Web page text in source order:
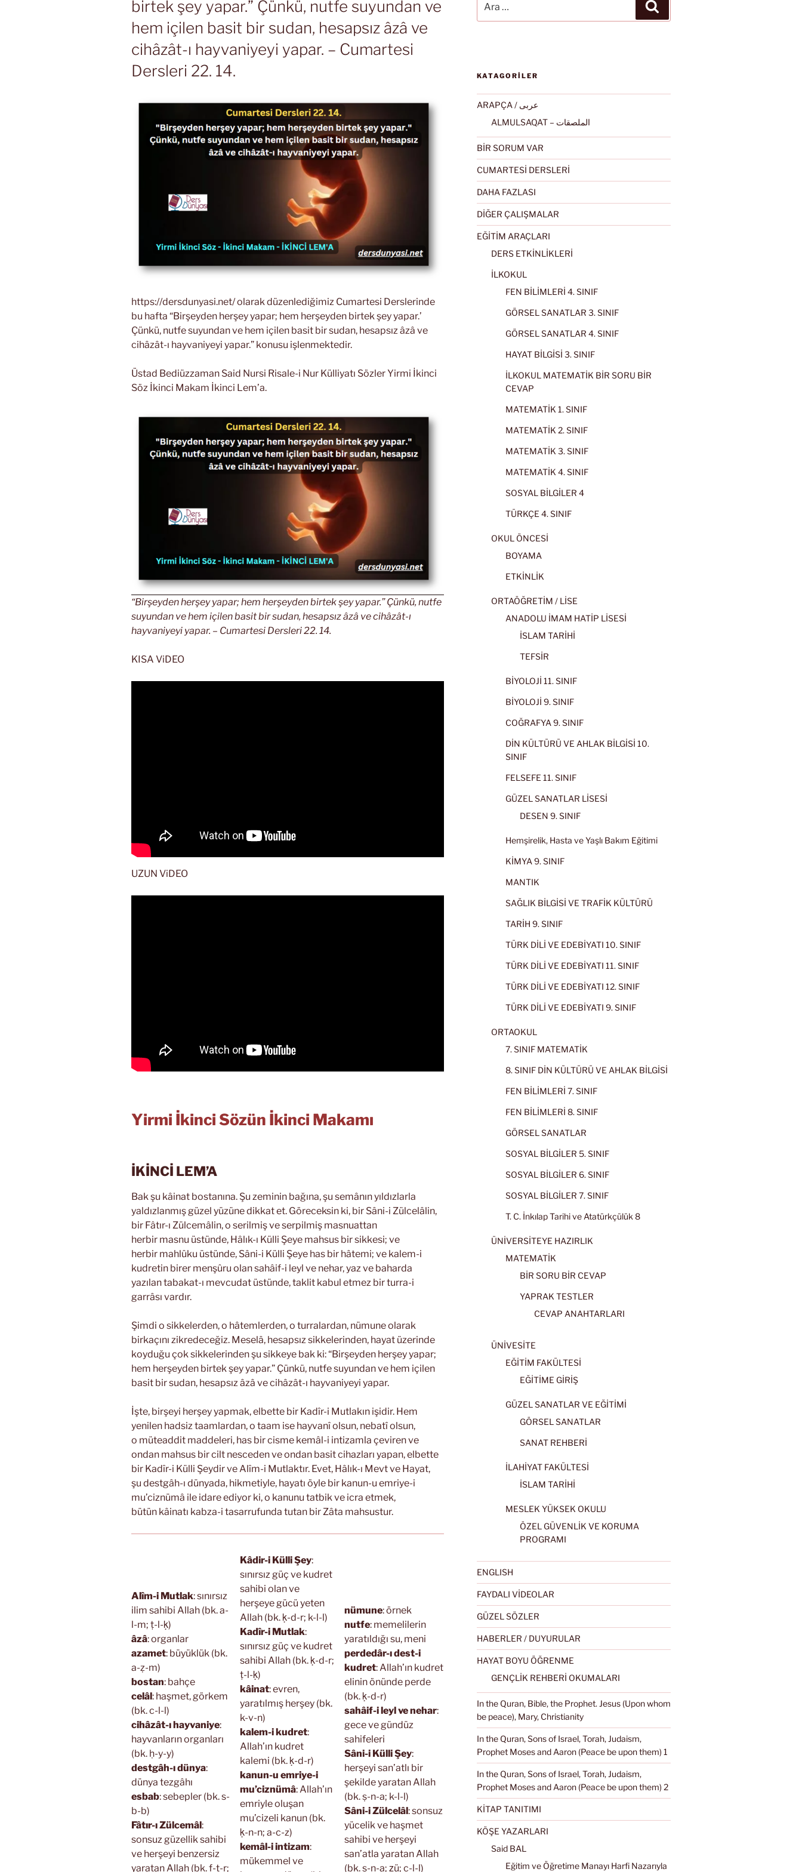
birtek şey yapar.” Çünkü, nutfe suyundan ve
hem içilen basit bir sudan, hesapsız âzâ ve
cihâzât-ı hayvaniyeyi yapar. – Cumartesi
Dersleri 22. 14.
https://dersdunyasi.net/ olarak düzenlediğimiz Cumartesi Derslerinde
bu hafta “Birşeyden herşey yapar; hem herşeyden birtek şey yapar.’
Çünkü, nutfe suyundan ve hem içilen basit bir sudan, hesapsız âzâ ve
cihâzât-ı hayvaniyeyi yapar.” konusu işlenmektedir.
Üstad Bediüzzaman Said Nursi Risale-i Nur Külliyatı Sözler Yirmi İkinci
Söz İkinci Makam İkinci Lem’a.
“Birşeyden herşey yapar; hem herşeyden birtek şey yapar.” Çünkü, nutfe
suyundan ve hem içilen basit bir sudan, hesapsız âzâ ve cihâzât-ı
hayvaniyeyi yapar. – Cumartesi Dersleri 22. 14.
KISA ViDEO
UZUN ViDEO
Yirmi İkinci Sözün İkinci Makamı
İKİNCİ LEM’A
Bak şu kâinat bostanına. Şu zeminin bağına, şu semânın yıldızlarla
yaldızlanmış güzel yüzüne dikkat et. Göreceksin ki, bir Sâni-i Zülcelâlin,
bir Fâtır-ı Zülcemâlin, o serilmiş ve serpilmiş masnuattan
herbir masnu üstünde, Hâlık-ı Külli Şeye mahsus bir sikkesi; ve
herbir mahlûku üstünde, Sâni-i Külli Şeye has bir hâtemi; ve kalem-i
kudretin birer menşûru olan sahâif-i leyl ve nehar, yaz ve baharda
yazılan tabakat-ı mevcudat üstünde, taklit kabul etmez bir turra-i
garrâsı vardır.
Şimdi o sikkelerden, o hâtemlerden, o turralardan, nümune olarak
birkaçını zikredeceğiz. Meselâ, hesapsız sikkelerinden, hayat üzerinde
koyduğu çok sikkelerinden şu sikkeye bak ki: “Birşeyden herşey yapar;
hem herşeyden birtek şey yapar.” Çünkü, nutfe suyundan ve hem içilen
basit bir sudan, hesapsız âzâ ve cihâzât-ı hayvaniyeyi yapar.
İşte, birşeyi herşey yapmak, elbette bir Kadîr-i Mutlakın işidir. Hem
yenilen hadsiz taamlardan, o taam ise hayvanî olsun, nebatî olsun,
o müteaddit maddeleri, has bir cisme kemâl-i intizamla çeviren ve
ondan mahsus bir cilt nesceden ve ondan basit cihazları yapan, elbette
bir Kadîr-i Külli Şeydir ve Alîm-i Mutlaktır. Evet, Hâlık-ı Mevt ve Hayat,
şu destgâh-ı dünyada, hikmetiyle, hayatı öyle bir kanun-u emriye-i
mu’ciznümâ ile idare ediyor ki, o kanunu tatbik ve icra etmek,
bütün kâinatı kabza-i tasarrufunda tutan bir Zâta mahsustur.
Alîm-i Mutlak: sınırsız
ilim sahibi Allah (bk. a-
l-m; ṭ-l-ḳ)
âzâ: organlar
azamet: büyüklük (bk.
a-ẓ-m)
bostan: bahçe
celâl: haşmet, görkem
(bk. c-l-l)
cihâzât-ı hayvaniye:
hayvanların organları
(bk. ḥ-y-y)
destgâh-ı dünya:
dünya tezgâhı
esbab: sebepler (bk. s-
b-b)
Fâtır-ı Zülcemâl:
sonsuz güzellik sahibi
ve herşeyi benzersiz
yaratan Allah (bk. f-ṭ-r;
Kâdir-i Külli Şey:
sınırsız güç ve kudret
sahibi olan ve
herşeye gücü yeten
Allah (bk. ḳ-d-r; k-l-l)
Kadîr-i Mutlak:
sınırsız güç ve kudret
sahibi Allah (bk. ḳ-d-r;
ṭ-l-ḳ)
kâinat: evren,
yaratılmış herşey (bk.
k-v-n)
kalem-i kudret:
Allah’ın kudret
kalemi (bk. ḳ-d-r)
kanun-u emriye-i
mu’ciznümâ: Allah’ın
emriyle oluşan
mu’cizeli kanun (bk.
ḳ-n-n; a-c-z)
kemâl-i intizam:
mükemmel ve
nümune: örnek
nutfe: memelilerin
yaratıldığı su, meni
perdedâr-ı dest-i
kudret: Allah’ın kudret
elinin önünde perde
(bk. ḳ-d-r)
sahâif-i leyl ve nehar:
gece ve gündüz
sahifeleri
Sâni-i Külli Şey:
herşeyi san’atlı bir
şekilde yaratan Allah
(bk. ṣ-n-a; k-l-l)
Sâni-i Zülcelâl: sonsuz
yücelik ve haşmet
sahibi ve herşeyi
san’atla yaratan Allah
(bk. ṣ-n-a; ẕü; c-l-l)
KATAGORİLER
ARAPÇA / عربى
ALMULSAQAT – الملصقات
BİR SORUM VAR
CUMARTESİ DERSLERİ
DAHA FAZLASI
DİĞER ÇALIŞMALAR
EĞİTİM ARAÇLARI
DERS ETKİNLİKLERİ
İLKOKUL
FEN BİLİMLERİ 4. SINIF
GÖRSEL SANATLAR 3. SINIF
GÖRSEL SANATLAR 4. SINIF
HAYAT BİLGİSİ 3. SINIF
İLKOKUL MATEMATİK BİR SORU BİR
CEVAP
MATEMATİK 1. SINIF
MATEMATİK 2. SINIF
MATEMATİK 3. SINIF
MATEMATİK 4. SINIF
SOSYAL BİLGİLER 4
TÜRKÇE 4. SINIF
OKUL ÖNCESİ
BOYAMA
ETKİNLİK
ORTAÖĞRETİM / LİSE
ANADOLU İMAM HATİP LİSESİ
İSLAM TARİHİ
TEFSİR
BİYOLOJİ 11. SINIF
BİYOLOJİ 9. SINIF
COĞRAFYA 9. SINIF
DİN KÜLTÜRÜ VE AHLAK BİLGİSİ 10.
SINIF
FELSEFE 11. SINIF
GÜZEL SANATLAR LİSESİ
DESEN 9. SINIF
Hemşirelik, Hasta ve Yaşlı Bakım Eğitimi
KİMYA 9. SINIF
MANTIK
SAĞLIK BİLGİSİ VE TRAFİK KÜLTÜRÜ
TARİH 9. SINIF
TÜRK DİLİ VE EDEBİYATI 10. SINIF
TÜRK DİLİ VE EDEBİYATI 11. SINIF
TÜRK DİLİ VE EDEBİYATI 12. SINIF
TÜRK DİLİ VE EDEBİYATI 9. SINIF
ORTAOKUL
7. SINIF MATEMATİK
8. SINIF DİN KÜLTÜRÜ VE AHLAK BİLGİSİ
FEN BİLİMLERİ 7. SINIF
FEN BİLİMLERİ 8. SINIF
GÖRSEL SANATLAR
SOSYAL BİLGİLER 5. SINIF
SOSYAL BİLGİLER 6. SINIF
SOSYAL BİLGİLER 7. SINIF
T. C. İnkılap Tarihi ve Atatürkçülük 8
ÜNİVERSİTEYE HAZIRLIK
MATEMATİK
BİR SORU BİR CEVAP
YAPRAK TESTLER
CEVAP ANAHTARLARI
ÜNİVESİTE
EĞİTİM FAKÜLTESİ
EĞİTİME GİRİŞ
GÜZEL SANATLAR VE EĞİTİMİ
GÖRSEL SANATLAR
SANAT REHBERİ
İLAHİYAT FAKÜLTESİ
İSLAM TARİHİ
MESLEK YÜKSEK OKULU
ÖZEL GÜVENLİK VE KORUMA
PROGRAMI
ENGLISH
FAYDALI VİDEOLAR
GÜZEL SÖZLER
HABERLER / DUYURULAR
HAYAT BOYU ÖĞRENME
GENÇLİK REHBERİ OKUMALARI
In the Quran, Bible, the Prophet. Jesus (Upon whom
be peace), Mary, Christianity
In the Quran, Sons of Israel, Torah, Judaism,
Prophet Moses and Aaron (Peace be upon them) 1
In the Quran, Sons of Israel, Torah, Judaism,
Prophet Moses and Aaron (Peace be upon them) 2
KİTAP TANITIMI
KÖŞE YAZARLARI
Said BAL
Eğitim ve Öğretime Manayı Harfi Nazarıyla